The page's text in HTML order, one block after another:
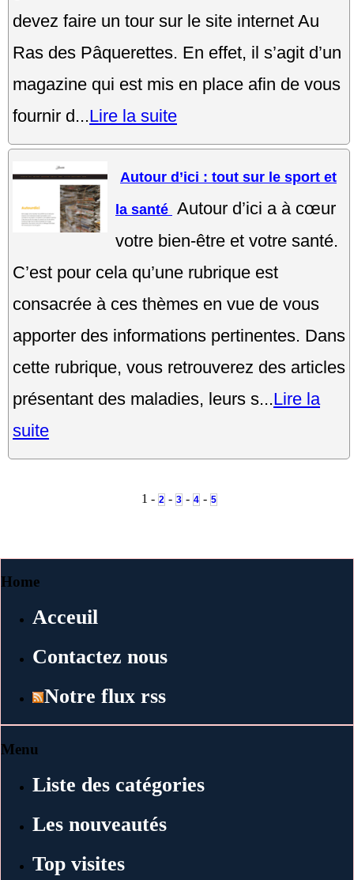
devez faire un tour sur le site internet Au
Ras des Pâquerettes. En effet, il s’agit d’un
magazine qui est mis en place afin de vous
fournir d...Lire la suite
Autour d’ici : tout sur le sport et
la santé Autour d’ici a à cœur
votre bien-être et votre santé.
C’est pour cela qu’une rubrique est
consacrée à ces thèmes en vue de vous
apporter des informations pertinentes. Dans
cette rubrique, vous retrouverez des articles
présentant des maladies, leurs s...Lire la
suite
1 - 2 - 3 - 4 - 5
Home
Acceuil
Contactez nous
Notre flux rss
Menu
Liste des catégories
Les nouveautés
Top visites